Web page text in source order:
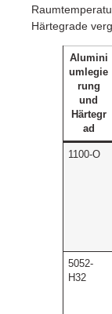
Härtegrade
Alumini
umlegie
rung
und
Härtegr
ad
1100-O
5052-
H32